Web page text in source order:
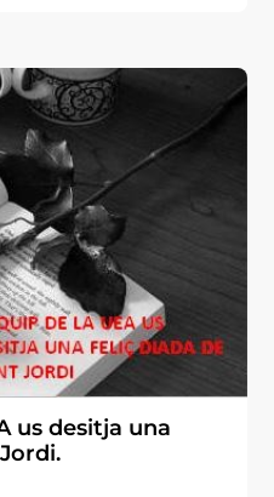
us desitja una